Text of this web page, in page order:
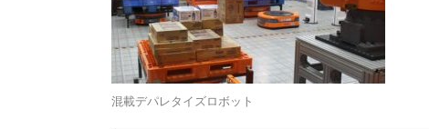
混載デパレタイズロボット